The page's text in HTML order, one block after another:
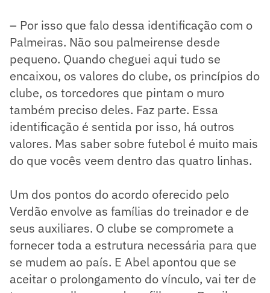
– Por isso que falo dessa identificação com o
Palmeiras. Não sou palmeirense desde
pequeno. Quando cheguei aqui tudo se
encaixou, os valores do clube, os princípios do
clube, os torcedores que pintam o muro
também preciso deles. Faz parte. Essa
identificação é sentida por isso, há outros
valores. Mas saber sobre futebol é muito mais
do que vocês veem dentro das quatro linhas.
Um dos pontos do acordo oferecido pelo
Verdão envolve as famílias do treinador e de
seus auxiliares. O clube se compromete a
fornecer toda a estrutura necessária para que
se mudem ao país. E Abel apontou que se
aceitar o prolongamento do vínculo, vai ter de